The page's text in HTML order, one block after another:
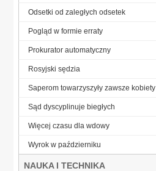
Odsetki od zaległych odsetek
Pogląd w formie erraty
Prokurator automatyczny
Rosyjski sędzia
Saperom towarzyszyły zawsze kobiety
Sąd dyscyplinuje biegłych
Więcej czasu dla wdowy
Wyrok w październiku
NAUKA I TECHNIKA